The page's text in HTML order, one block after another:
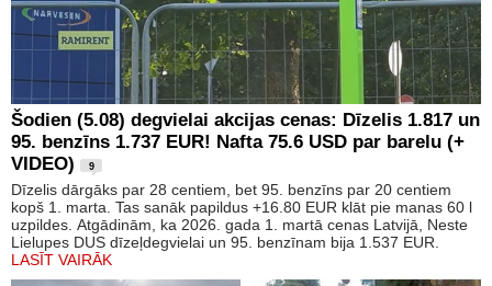
Šodien (5.08) degvielai akcijas cenas: Dīzelis 1.817 un
95. benzīns 1.737 EUR! Nafta 75.6 USD par barelu (+
VIDEO)
9
Dīzelis dārgāks par 28 centiem, bet 95. benzīns par 20 centiem
kopš 1. marta. Tas sanāk papildus +16.80 EUR klāt pie manas 60 l
uzpildes. Atgādinām, ka 2026. gada 1. martā cenas Latvijā, Neste
Lielupes DUS dīzeļdegvielai un 95. benzīnam bija 1.537 EUR.
LASĪT VAIRĀK